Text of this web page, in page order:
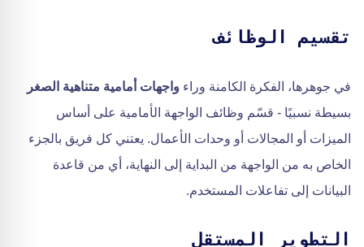
تقسيم الوظائف
في جوهرها، الفكرة الكامنة وراء واجهات أمامية متناهية الصغر
بسيطة نسبيًا - قسّم وظائف الواجهة الأمامية على أساس
الميزات أو المجالات أو وحدات الأعمال. يعتني كل فريق بالجزء
الخاص به من الواجهة من البداية إلى النهاية، أي من قاعدة
البيانات إلى تفاعلات المستخدم.
التطوير المستقل